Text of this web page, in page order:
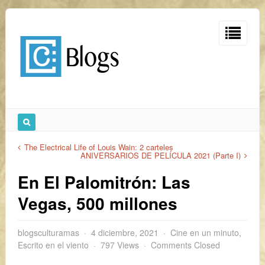
The Electrical Life of Louis Wain: 2 carteles
ANIVERSARIOS DE PELÍCULA 2021 (Parte I)
En El Palomitrón: Las
Vegas, 500 millones
blogsculturamas 4 diciembre, 2021 Cine en un minuto,
Escrito en el viento
797 Views Comments Closed